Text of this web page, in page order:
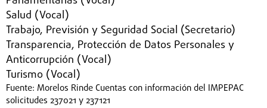
Salud (Vocal)
Trabajo, Previsión y Seguridad Social (Secretario)
Transparencia, Protección de Datos Personales y
Anticorrupción (Vocal)
Turismo (Vocal)
Fuente: Morelos Rinde Cuentas con información del IMPEPAC
solicitudes 237021 y 237121